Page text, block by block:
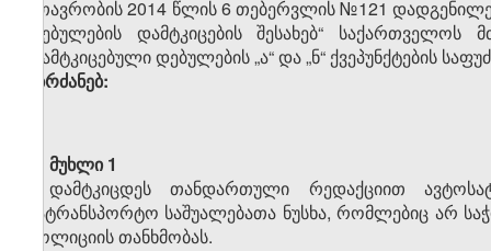
მთავრობის 2014 წლის 6 თებერვლის №121
დებულების დამტკიცების შესახებ“
დამტკიცებული დებულების „ა“ და „ნ“ ქვეპუნქტების
ვბრძანებ:
მუხლი 1
დამტკიცდეს თანდართული რედაქციით
სატრანსპორტო საშუალებათა ნუსხა, რომლებიც არ
პოლიციის თანხმობას.